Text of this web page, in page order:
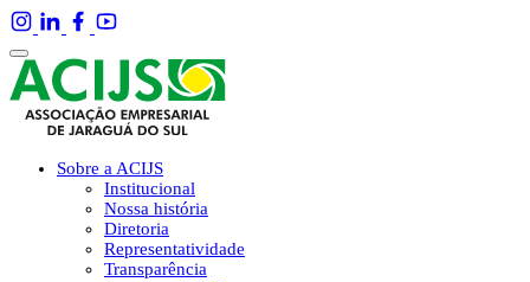
Sobre a ACIJS
Institucional
Nossa história
Diretoria
Representatividade
Transparência